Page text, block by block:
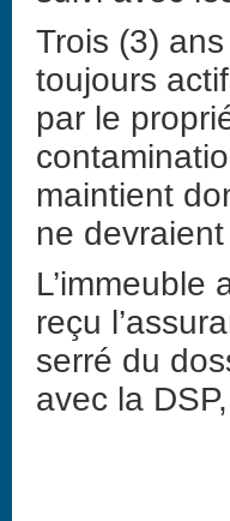
Trois (3)
toujours
par le
maintient
ne
reçu
serré du
avec la